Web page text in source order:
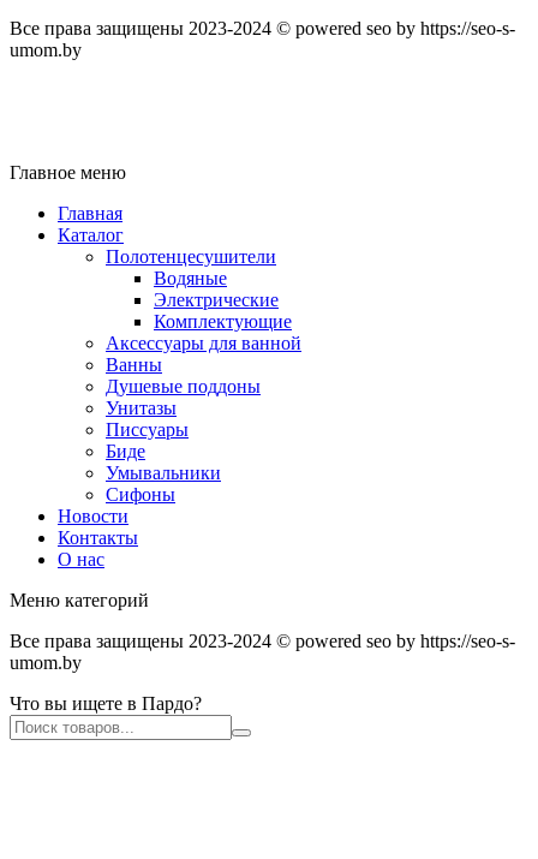
Все права защищены 2023-2024 © powered seo by https://seo-s-
umom.by
Главное меню
Главная
Каталог
Полотенцесушители
Водяные
Электрические
Комплектующие
Аксессуары для ванной
Ванны
Душевые поддоны
Унитазы
Писсуары
Биде
Умывальники
Сифоны
Новости
Контакты
О нас
Меню категорий
Все права защищены 2023-2024 © powered seo by https://seo-s-
umom.by
Что вы ищете в Пардо?